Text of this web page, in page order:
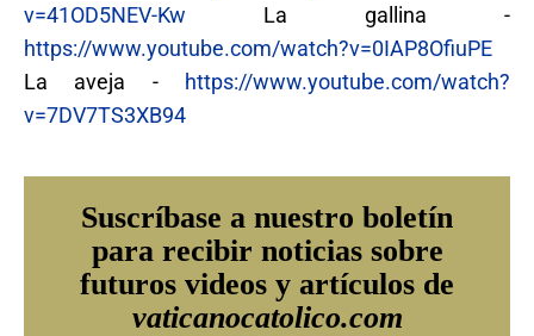
v=41OD5NEV-Kw La gallina -
https://www.youtube.com/watch?v=0IAP8OfiuPE
La aveja - https://www.youtube.com/watch?
v=7DV7TS3XB94
Suscríbase a nuestro boletín
para recibir noticias sobre
futuros videos y artículos de
vaticanocatolico.com